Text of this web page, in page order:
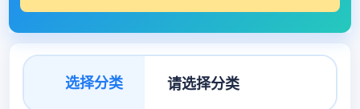
选择分类